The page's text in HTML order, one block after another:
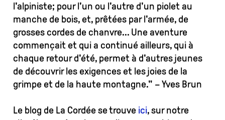
l'alpiniste; pour l'un ou l'autre d'un piolet au
manche de bois, et, prêtées par l'armée, de
grosses cordes de chanvre... Une aventure
commençait et qui a continué ailleurs, qui à
chaque retour d'été, permet à d'autres jeunes
de découvrir les exigences et les joies de la
grimpe et de la haute montagne." – Yves Brun
Le blog de La Cordée se trouve ici, sur notre